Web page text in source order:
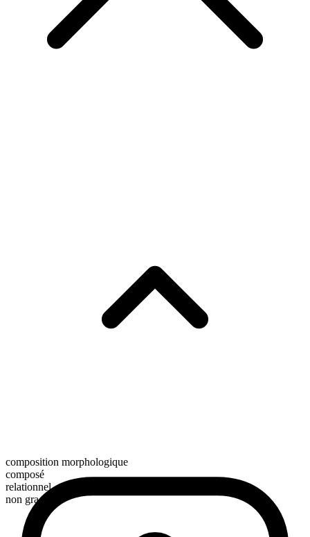
composition morphologique
composé
relationnel
non gradable